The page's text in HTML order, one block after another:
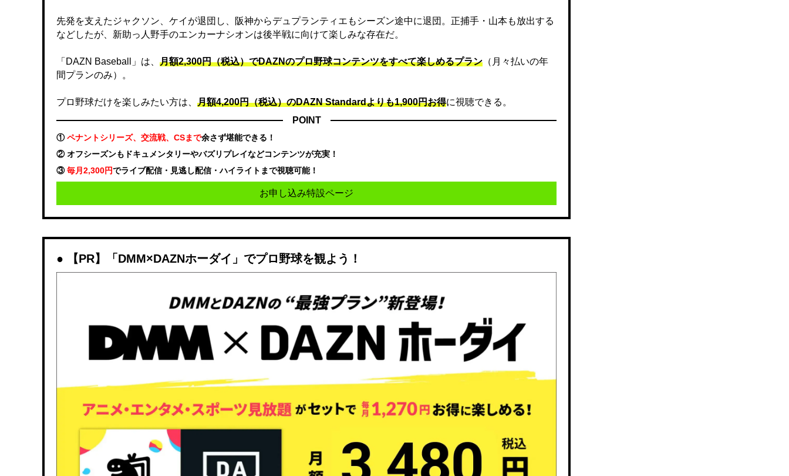
先発を支えたジャクソン、ケイが退団し、阪神からデュプランティエもシーズン途中に退団。正捕手・山本も放出する
などしたが、新助っ人野手のエンカーナシオンは後半戦に向けて楽しみな存在だ。
「DAZN Baseball」は、 月額2,300円（税込）でDAZNのプロ野球コンテンツをすべて楽しめるプラン （月々払いの年
間プランのみ）。
プロ野球だけを楽しみたい方は、 月額4,200円（税込）のDAZN Standard​よりも1,900円お得に視聴できる。
POINT
①ペナントシリーズ、交流戦、CSまで余さず堪能できる！
② オフシーズンもドキュメンタリーやバズリプレイなどコンテンツが充実！
③毎月2,300円でライブ配信・見逃し配信・ハイライトまで視聴可能！
お申し込み特設ページ
【PR】「DMM×DAZNホーダイ」でプロ野球を観よう！